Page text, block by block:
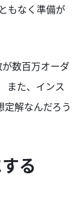
もなく準備が
数百万オーダ
また、インス
解なんだろう
る